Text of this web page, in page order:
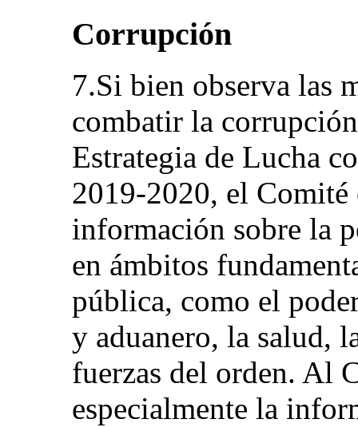
Corrupción
7.Si bien observa las
combatir la
Estrategia de Lucha
2019-2020, el Comité
información sobre la
en ámbitos
pública, como el
y aduanero, la salud,
fuerzas del orden. Al
especialmente la